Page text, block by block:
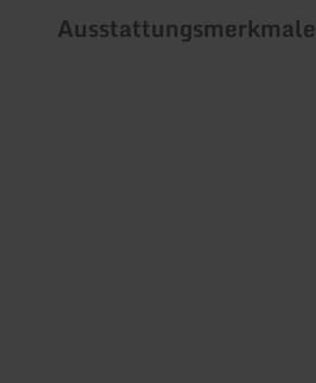
Ausstattungsmerkmale